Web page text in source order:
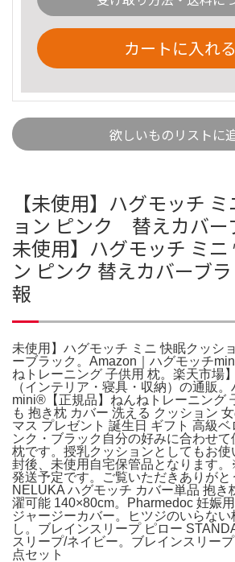
カートに入れる
欲しいものリストに
【未使用】ハグモッチ
ョン ピンク 替えカバー
未使用】ハグモッチ ミニ
ン ピンク 替えカバーブ
報
未使用】ハグモッチ ミニ 快眠クッシ
ーブラック。Amazon｜ハグモッチ
ねトレーニング 子供用 枕。楽天市場
（インテリア・寝具・収納）の通販
mini®【正規品】ねんねトレーニング
も 抱き枕 カバー 洗える クッション
マス プレゼント 誕生日 ギフト 高級
ンク・ブラック自分の好みに合わせて
枕です。授乳クッションとしてもお使
封後、未使用自宅保管品となります
発送予定です。ご覧いただきありがと
NELUKA ハグモッチ カバー単品 抱き
濯可能 140×80cm。Pharmedoc 妊娠
ジャージーカバー。ヒツジのいら
し。ブレインスリープ ピロー
スリープ/ネイビー。ブレインスリー
点セット